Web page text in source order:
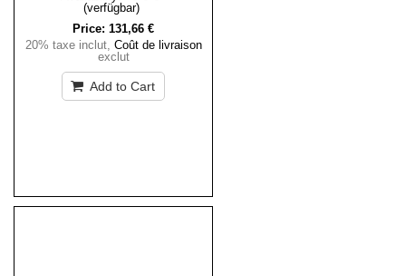
(verfügbar)
Price: 131,66 €
20% taxe inclut, Coût de livraison
exclut
Add to Cart